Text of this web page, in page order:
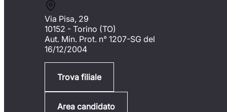
Via Pisa, 29
10152 - Torino (TO)
Aut. Min. Prot. n° 1207-SG del
16/12/2004
Trova filiale
Area candidato